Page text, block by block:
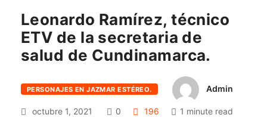
Leonardo Ramírez, técnico
ETV de la secretaria de
salud de Cundinamarca.
PERSONAJES EN JAZMAR ESTÉREO. Admin
octubre 1, 2021 0 196 1 minute read